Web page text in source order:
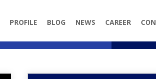
PROFILE BLOG NEWS CAREER